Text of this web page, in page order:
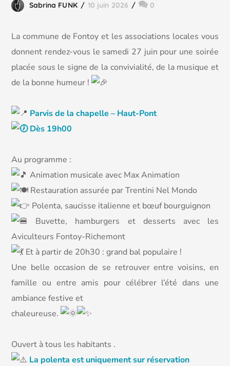
Sabrina FUNK 10 juin 2026 0
La commune de Fontoy et les associations locales vous
donnent rendez-vous le samedi 27 juin pour une soirée
placée sous le signe de la convivialité, de la musique et
de la bonne humeur !
Parvis de la chapelle – Haut-Pont
Dès 19h00
Au programme :
Animation musicale avec Max Animation
Restauration assurée par Trentini Nel Mondo
Polenta, saucisse italienne et bœuf bourguignon
Buvette, hamburgers et desserts avec les
Aviculteurs Fontoy-Richemont
Et à partir de 20h30 : grand bal populaire !
Une belle occasion de se retrouver entre voisins, en
famille ou entre amis pour célébrer l’été dans une
ambiance festive et
chaleureuse.
Ouvert à tous les habitants .
La polenta est uniquement sur réservation